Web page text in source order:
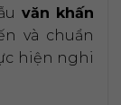
văn khấn
và chuẩn
hiện nghi